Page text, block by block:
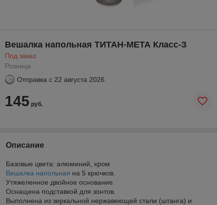
Вешалка напольная ТИТАН-МЕТА Класс-З
Под заказ
Розница
Отправка с 22 августа 2026
145 руб.
Описание
Базовые цвета: алюминий, хром
Вешалка напольная на 5 крючков.
Утяжеленное двойное основание.
Оснащена подставкой для зонтов.
Выполнена из зеркальной нержавеющей стали (штанга) и